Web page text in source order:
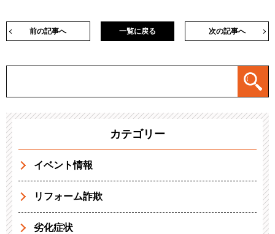
前の記事へ 次の記事へ
一覧に戻る
カテゴリー
イベント情報
リフォーム詐欺
劣化症状